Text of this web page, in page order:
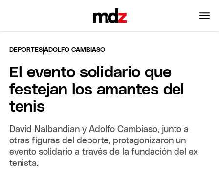
DEPORTES |ADOLFO CAMBIASO
El evento solidario que
festejan los amantes del
tenis
David Nalbandian y Adolfo Cambiaso, junto a
otras figuras del deporte, protagonizaron un
evento solidario a través de la fundación del ex
tenista.